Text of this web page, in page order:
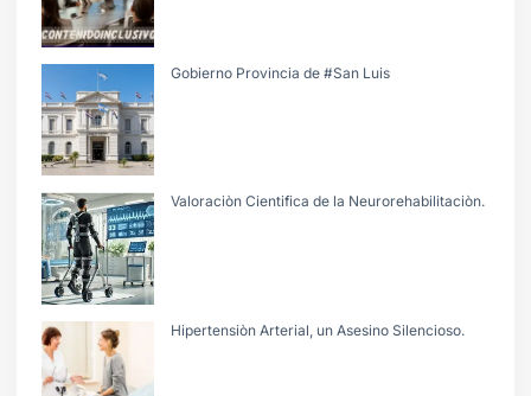
Gobierno Provincia de #San Luis
Valoraciòn Cientifica de la Neurorehabilitaciòn.
Hipertensiòn Arterial, un Asesino Silencioso.